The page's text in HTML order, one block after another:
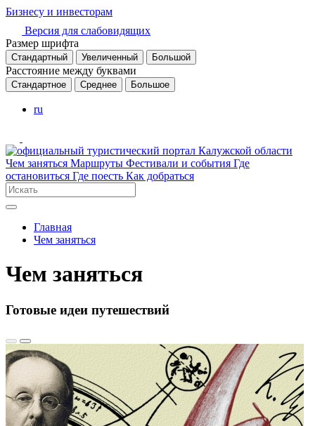
Бизнесу и инвесторам
Версия для слабовидящих
Размер шрифта
Стандартный Увеличенный Большой
Расстояние между буквами
Стандартное Среднее Большое
ru
Чем заняться Маршруты Фестивали и события Где
остановиться Где поесть Как добраться
Главная
Чем заняться
Чем заняться
Готовые идеи путешествий